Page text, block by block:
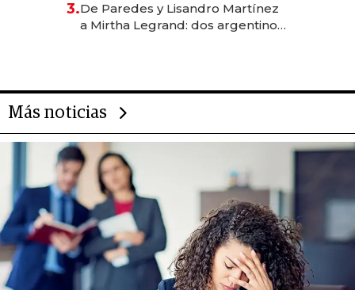
las marcas "fast premium"
3.De Paredes y Lisandro Martínez
a Mirtha Legrand: dos argentinos
Más noticias